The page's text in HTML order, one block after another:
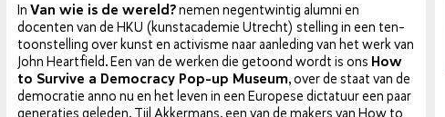
In Van wie is de wereld?nemen ne­gentwin­tig alumni en
docenten van de HKU (kunst­aca­de­mie Utrecht) stelling in een ten­
toon­stel­ling over kunst en activisme naar aanleding van het werk van
John Heart­field. Een van de werken die getoond wordt is ons How
to Survive a Democracy Pop-up Museum, over de staat van de
de­mo­cra­tie anno nu en het leven in een Europese dictatuur een paar
ge­ne­ra­ties geleden. Tijl Akkermans, een van de makers van How to